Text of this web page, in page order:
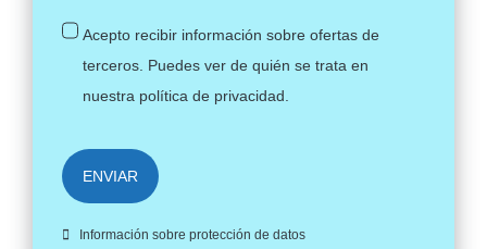
Acepto recibir información sobre ofertas de
terceros. Puedes ver de quién se trata en
nuestra política de privacidad.
ENVIAR
Información sobre protección de datos